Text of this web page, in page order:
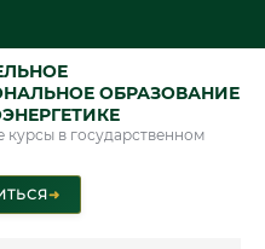
ОБРАЗОВАНИЕ
курсы в государственном
➜